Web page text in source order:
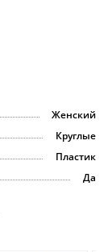
Женский
Круглые
Пластик
Да